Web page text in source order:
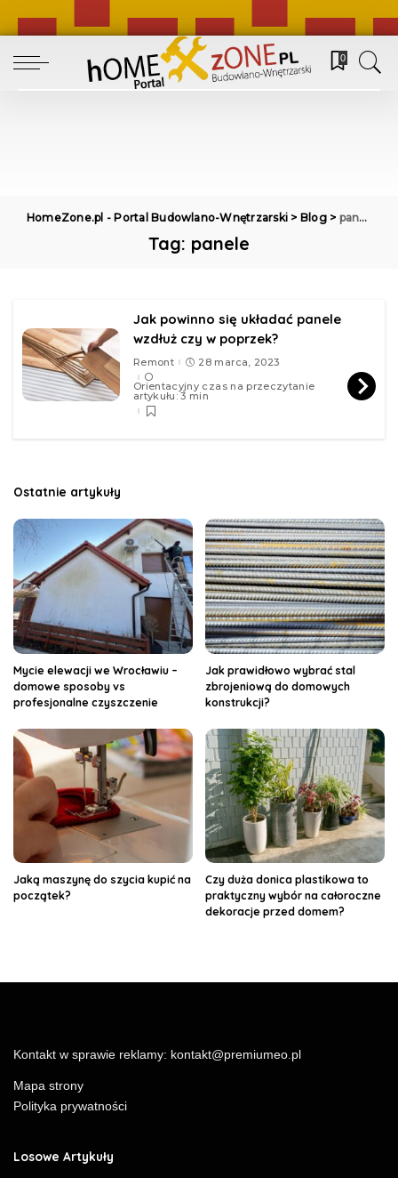
0
HomeZone.pl - Portal Budowlano-Wnętrzarski > Blog> panele
Tag: panele
Jak powinno się układać panele
wzdłuż czy w poprzek?
Remont
28 marca, 2023
Orientacyjny czas na przeczytanie
artykułu: 3 min
Ostatnie artykuły
Mycie elewacji we Wrocławiu –
domowe sposoby vs
profesjonalne czyszczenie
Jak prawidłowo wybrać stal
zbrojeniową do domowych
konstrukcji?
Jaką maszynę do szycia kupić na
początek?
Czy duża donica plastikowa to
praktyczny wybór na całoroczne
dekoracje przed domem?
Kontakt w sprawie reklamy: kontakt@premiumeo.pl
Mapa strony
Polityka prywatności
Losowe Artykuły